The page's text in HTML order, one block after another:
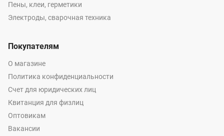
Пены, клеи, герметики
Электроды, сварочная техника
Покупателям
О магазине
Политика конфиденциальности
Счет для юридических лиц
Квитанция для физлиц
Оптовикам
Вакансии